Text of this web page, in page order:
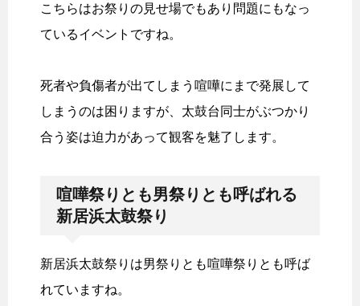
こちらはお祭りの見せ場でもあり問題にもなっ
ているイベントですね。
死者や負傷者が出てしまう喧嘩にまで発展して
しまうのは困りますが、太鼓台同士がぶつかり
合う姿は迫力があって観客を魅了します。
喧嘩祭りとも男祭りとも呼ばれる
新居浜太鼓祭り
新居浜太鼓祭りは男祭りとも喧嘩祭りとも呼ば
れていますね。